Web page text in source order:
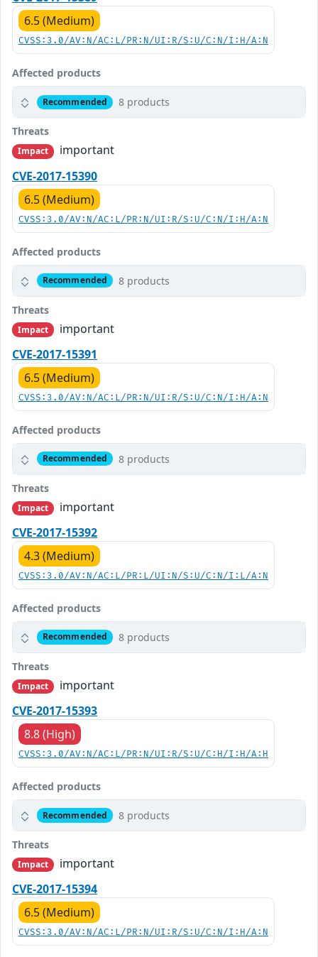
6.5 (Medium)
CVSS:3.0/AV:N/AC:L/PR:N/UI:R/S:U/C:N/I:H/A:N
Affected products
Recommended 8 products
Threats
Impact
important
CVE-2017-15390
6.5 (Medium)
CVSS:3.0/AV:N/AC:L/PR:N/UI:R/S:U/C:N/I:H/A:N
Affected products
Recommended 8 products
Threats
Impact
important
CVE-2017-15391
6.5 (Medium)
CVSS:3.0/AV:N/AC:L/PR:N/UI:R/S:U/C:N/I:H/A:N
Affected products
Recommended 8 products
Threats
Impact
important
CVE-2017-15392
4.3 (Medium)
CVSS:3.0/AV:N/AC:L/PR:L/UI:N/S:U/C:N/I:L/A:N
Affected products
Recommended 8 products
Threats
Impact
important
CVE-2017-15393
8.8 (High)
CVSS:3.0/AV:N/AC:L/PR:N/UI:R/S:U/C:H/I:H/A:H
Affected products
Recommended 8 products
Threats
Impact
important
CVE-2017-15394
6.5 (Medium)
CVSS:3.0/AV:N/AC:L/PR:N/UI:R/S:U/C:N/I:H/A:N